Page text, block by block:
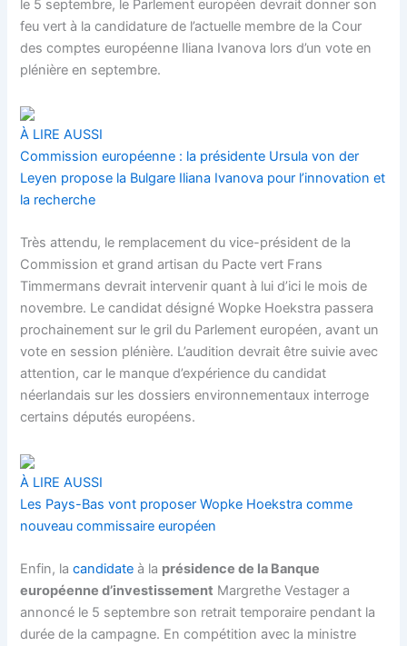
le 5 septembre, le Parlement européen devrait donner son
feu vert à la candidature de l’actuelle membre de la Cour
des comptes européenne Iliana Ivanova lors d’un vote en
plénière en septembre.
À LIRE AUSSI
Commission européenne : la présidente Ursula von der
Leyen propose la Bulgare Iliana Ivanova pour l’innovation et
la recherche
Très attendu, le remplacement du vice-président de la
Commission et grand artisan du Pacte vert Frans
Timmermans devrait intervenir quant à lui d’ici le mois de
novembre. Le candidat désigné Wopke Hoekstra passera
prochainement sur le gril du Parlement européen, avant un
vote en session plénière. L’audition devrait être suivie avec
attention, car le manque d’expérience du candidat
néerlandais sur les dossiers environnementaux interroge
certains députés européens.
À LIRE AUSSI
Les Pays-Bas vont proposer Wopke Hoekstra comme
nouveau commissaire européen
Enfin, lacandidate à la présidence de la Banque
européenne d’investissement Margrethe Vestager a
annoncé le 5 septembre son retrait temporaire pendant la
durée de la campagne. En compétition avec la ministre